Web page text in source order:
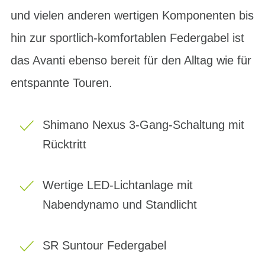
und vielen anderen wertigen Komponenten bis
hin zur sportlich-komfortablen Federgabel ist
das Avanti ebenso bereit für den Alltag wie für
entspannte Touren.
Shimano Nexus 3-Gang-Schaltung mit
Rücktritt
Wertige LED-Lichtanlage mit
Nabendynamo und Standlicht
SR Suntour Federgabel